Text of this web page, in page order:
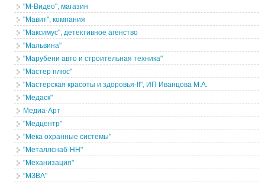
"М-Видео", магазин
"Мавит", компания
"Максимус", детективное агенство
"Мальвина"
"Марубени авто и строительная техника"
"Мастер плюс"
"Мастерская красоты и здоровья-If", ИП Иванцова М.А.
"Медаск"
Медиа-Арт
"Медцентр"
"Мека охранные системы"
"Металлснаб-НН"
"Механизация"
"МЗВА"